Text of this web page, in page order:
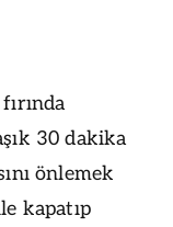
30 dakika
önlemek
kapatıp